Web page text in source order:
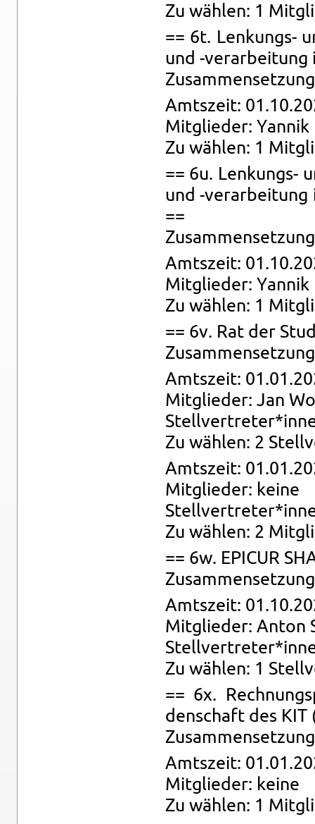
Zu wäh­len: 1
== 6t. Len­kungs-
und -ver­ar­bei­tung
Amts­zeit:
Mit­glie­der: Yan­nik
Zu wäh­len: 1
== 6u. Len­kungs-
und -ver­ar­bei­tung
==
Amts­zeit:
Mit­glie­der: Yan­nik
Zu wäh­len: 1
== 6v. Rat der
Amts­zeit:
Mit­glie­der: Jan
Zu wäh­len: 2
Amts­zeit:
Mit­glie­der: keine
Zu wäh­len: 2
== 6w. EPI­CUR
Amts­zeit:
Mit­glie­der: Anton
Zu wäh­len: 1
== 6x.
den­schaft des KIT
Amts­zeit:
Mit­glie­der: keine
Zu wäh­len: 1